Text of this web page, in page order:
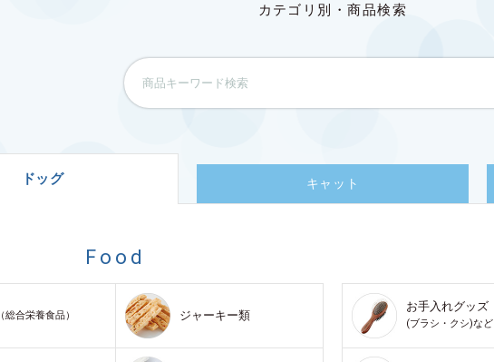
カテゴリ別・商品検索
ドッグ キャット
Food
（総合栄養食品） ジャーキー類
お手入れグッズ
(ブラシ・クシ)など